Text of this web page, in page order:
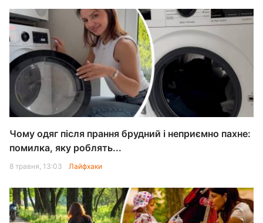
Чому одяг після прання брудний і неприємно пахне:
помилка, яку роблять...
8 травня, 13:03 Лайфхаки